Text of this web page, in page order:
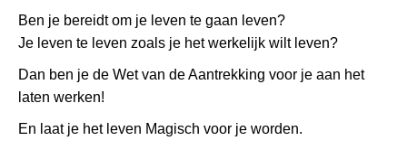
Ben je bereidt om je leven te gaan leven?
Je leven te leven zoals je het werkelijk wilt leven?
Dan ben je de Wet van de Aantrekking voor je aan het
laten werken!
En laat je het leven Magisch voor je worden.